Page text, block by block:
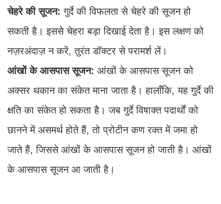
चेहरे की सूजन: गुर्दे की विफलता से चेहरे की सूजन हो
सकती है। इससे चेहरा बड़ा दिखाई देता है। इस लक्षण को
नज़रअंदाज़ न करें, तुरंत डॉक्टर से परामर्श लें।
आंखों के आसपास सूजन: आंखों के आसपास सूजन को
अक्सर थकान का संकेत माना जाता है। हालाँकि, यह गुर्दे की
क्षति का संकेत हो सकता है। जब गुर्दे विषाक्त पदार्थों को
छानने में असमर्थ होते हैं, तो प्रोटीन कण रक्त में जमा हो
जाते हैं, जिससे आंखों के आसपास सूजन हो जाती है। आंखों
के आसपास सूजन आ जाती है।